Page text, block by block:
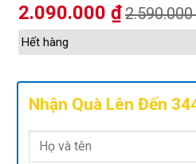
2.090.000 ₫2.590.000
Hết hàng
Nhận Quà Lên Đến